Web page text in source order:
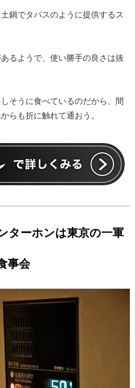
鍋でタパスのように提供するス
るようで、使い勝手の良さは抜
そうに食べているのだから、間
らも折に触れて通おう。
ターホンは東京の一軍
事会